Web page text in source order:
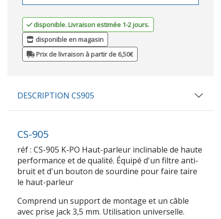
disponible. Livraison estimée 1-2 jours.
disponible en magasin
Prix de livraison à partir de 6,50€
DESCRIPTION CS905
CS-905
réf : CS-905 K-PO Haut-parleur inclinable de haute
performance et de qualité. Équipé d'un filtre anti-
bruit et d'un bouton de sourdine pour faire taire
le haut-parleur
Comprend un support de montage et un câble
avec prise jack 3,5 mm. Utilisation universelle.